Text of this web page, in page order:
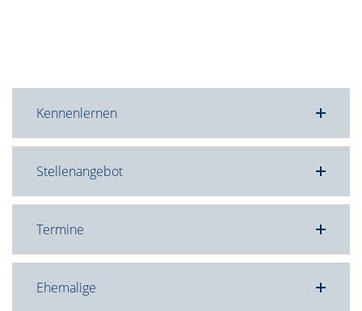
Kennenlernen
Stellenangebot
Termine
Ehemalige